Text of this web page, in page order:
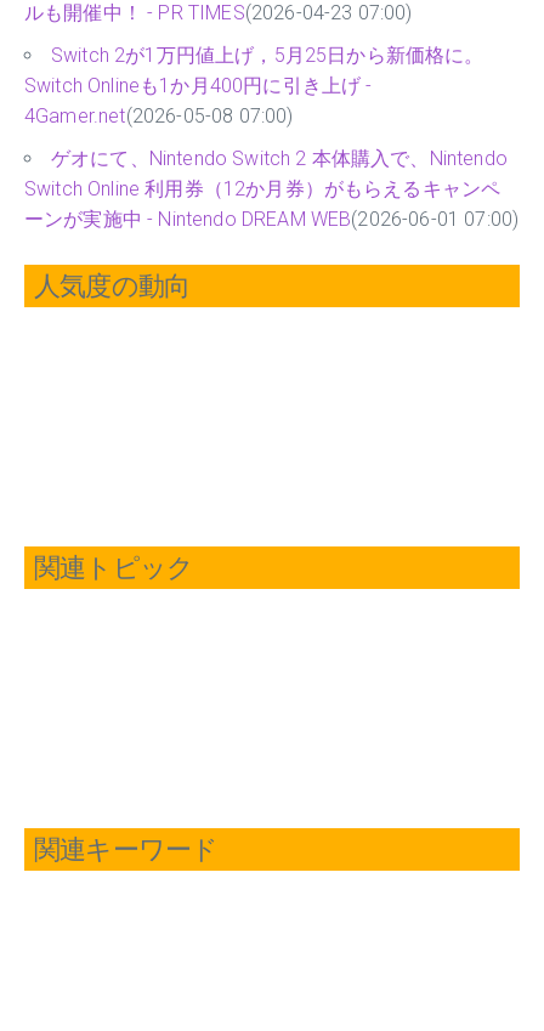
ルも開催中！ - PR TIMES(2026-04-23 07:00)
Switch 2が1万円値上げ，5月25日から新価格に。
Switch Onlineも1か月400円に引き上げ -
4Gamer.net(2026-05-08 07:00)
ゲオにて、Nintendo Switch 2 本体購入で、Nintendo
Switch Online 利用券（12か月券）がもらえるキャンペ
ーンが実施中 - Nintendo DREAM WEB(2026-06-01 07:00)
人気度の動向
関連トピック
関連キーワード